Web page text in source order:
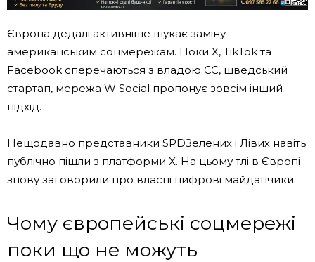
Європа дедалі активніше шукає заміну
американським соцмережам. Поки X, TikTok та
Facebook сперечаються з владою ЄС, шведський
стартап, мережа W Social пропонує зовсім інший
підхід.
Нещодавно представники SPDЗелених і Лівих навіть
публічно пішли з платформи X. На цьому тлі в Європі
знову заговорили про власні цифрові майданчики.
Чому європейські соцмережі
поки що не можуть